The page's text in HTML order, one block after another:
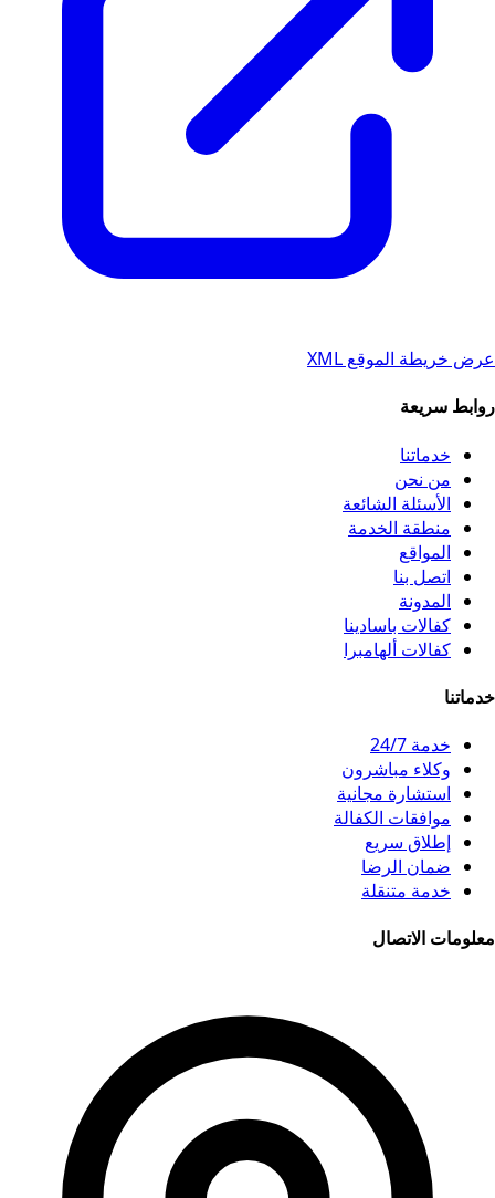
عرض خريطة الموقع XML
روابط سريعة
خدماتنا
من نحن
الأسئلة الشائعة
منطقة الخدمة
المواقع
اتصل بنا
المدونة
كفالات باسادينا
كفالات ألهامبرا
خدماتنا
خدمة 24/7
وكلاء مباشرون
استشارة مجانية
موافقات الكفالة
إطلاق سريع
ضمان الرضا
خدمة متنقلة
معلومات الاتصال